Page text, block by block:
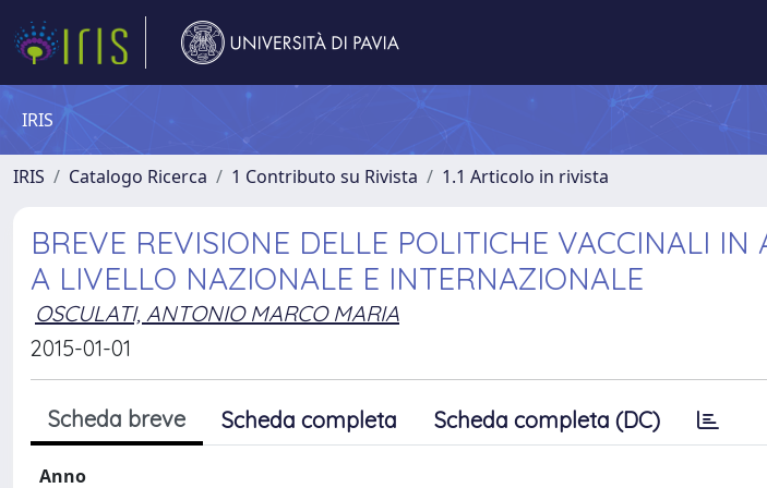
IRIS
IRIS Catalogo Ricerca 1 Contributo su Rivista 1.1 Articolo in rivista
BREVE REVISIONE DELLE POLITICHE VACCINALI IN
A LIVELLO NAZIONALE E INTERNAZIONALE
OSCULATI, ANTONIO MARCO MARIA
2015-01-01
Scheda breve Scheda completa Scheda completa (DC)
Anno